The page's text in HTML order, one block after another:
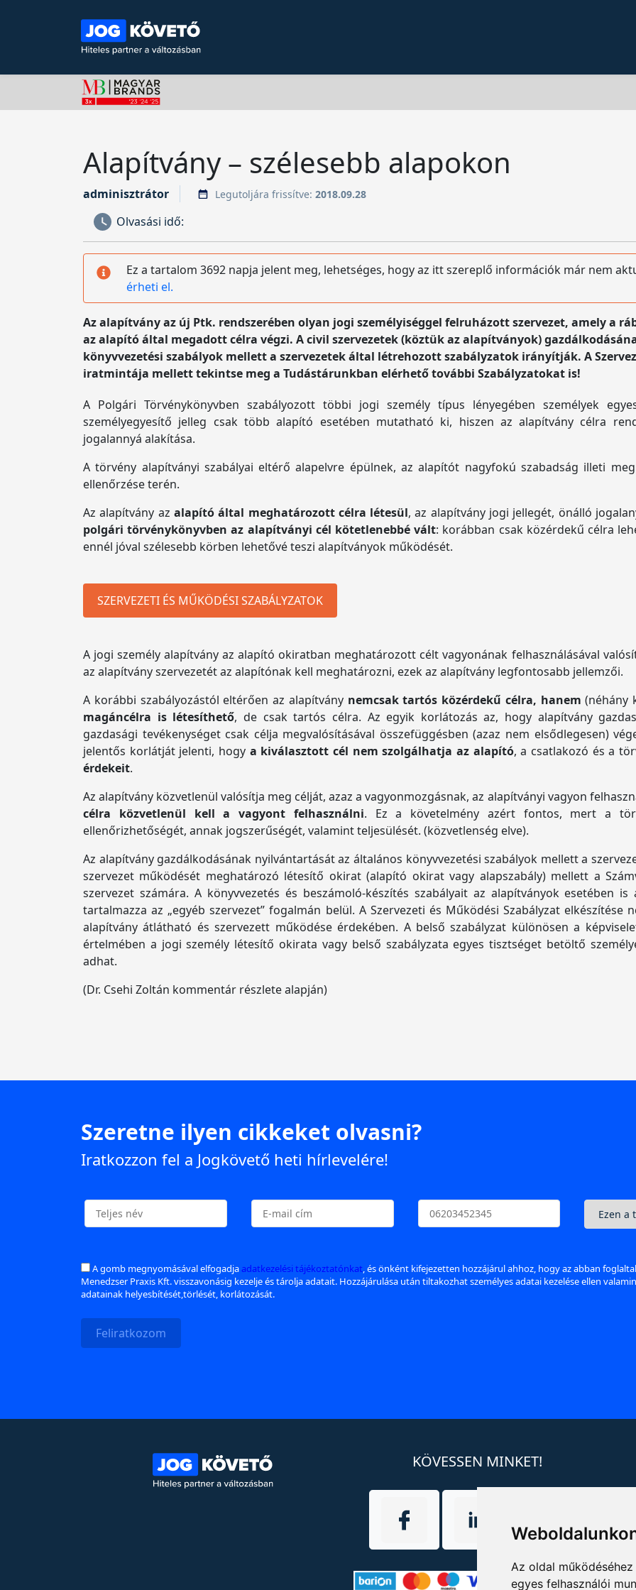
Az oldal
egyes felhasználói
Alapítvány – szélesebb alapokon
adminisztrátor Legutoljára frissítve: 2018.09.28
Olvasási idő:
Ez a tartalom 3692 napja jelent meg, lehetséges, hogy az itt szereplő információk már nem
érheti el.
Az alapítvány az új Ptk. rendszerében olyan jogi személyiséggel felruházott szervezet, amely a
az alapító által megadott célra végzi. A civil szervezetek (köztük az alapítványok)
könyvvezetési szabályok mellett a szervezetek által létrehozott szabályzatok irányítják. A
iratmintája mellett tekintse meg a Tudástárunkban elérhető további Szabályzatokat is!
A Polgári Törvénykönyvben szabályozott többi jogi személy típus lényegében személyek
személyegyesítő jelleg csak több alapító esetében mutatható ki, hiszen az alapítvány célra
jogalannyá alakítása.
A törvény alapítványi szabályai eltérő alapelvre épülnek, az alapítót nagyfokú szabadság illeti
ellenőrzése terén.
Az alapítvány az alapító által meghatározott célra létesül, az alapítvány jogi jellegét, önálló
polgári törvénykönyvben az alapítványi cél kötetlenebbé vált: korábban csak közérdekű célra
ennél jóval szélesebb körben lehetővé teszi alapítványok működését.
SZERVEZETI ÉS MŰKÖDÉSI SZABÁLYZATOK
A jogi személy alapítvány az alapító okiratban meghatározott célt vagyonának felhasználásával
az alapítvány szervezetét az alapítónak kell meghatározni, ezek az alapítvány legfontosabb jellemzői.
A korábbi szabályozástól eltérően az alapítvány nemcsak tartós közérdekű célra, hanem (néhány
magáncélra is létesíthető, de csak tartós célra. Az egyik korlátozás az, hogy alapítvány
gazdasági tevékenységet csak célja megvalósításával összefüggésben (azaz nem elsődlegesen)
jelentős korlátját jelenti, hogy a kiválasztott cél nem szolgálhatja az alapító, a csatlakozó és a
érdekeit.
Az alapítvány közvetlenül valósítja meg célját, azaz a vagyonmozgásnak, az alapítványi vagyon
célra közvetlenül kell a vagyont felhasználni. Ez a követelmény azért fontos, mert a
ellenőrizhetőségét, annak jogszerűségét, valamint teljesülését. (közvetlenség elve).
Az alapítvány gazdálkodásának nyilvántartását az általános könyvvezetési szabályok mellett a
szervezet működését meghatározó létesítő okirat (alapító okirat vagy alapszabály) mellett a
szervezet számára. A könyvvezetés és beszámoló-készítés szabályait az alapítványok esetében
tartalmazza az „egyéb szervezet” fogalmán belül. A Szervezeti és Működési Szabályzat
alapítvány átlátható és szervezett működése érdekében. A belső szabályzat különösen a
értelmében a jogi személy létesítő okirata vagy belső szabályzata egyes tisztséget betöltő
adhat.
(Dr. Csehi Zoltán kommentár részlete alapján)
Szeretne ilyen cikkeket olvasni?
Iratkozzon fel a Jogkövető heti hírlevelére!
A gomb megnyomásával elfogadjaadatkezelési tájékoztatónkat, és önként kifejezetten hozzájárul ahhoz, hogy az abban
Menedzser Praxis Kft. visszavonásig kezelje és tárolja adatait. Hozzájárulása után tiltakozhat személyes adatai kezelése ellen
adatainak helyesbítését,törlését, korlátozását.
Feliratkozom
KÖVESSEN MINKET!